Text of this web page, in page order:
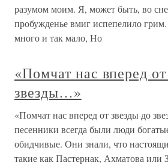
разумом моим. Я, может быть, во
пробужденье вмиг испепелило
много и так мало, Но
«Помчат нас вперед
звезды…»
«Помчат нас вперед от звезды до
песенники всегда были люди
обидчивые. Они знали, что
такие как Пастернак, Ахматова или